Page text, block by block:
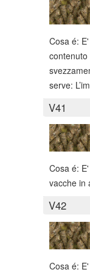
Cosa é:
contenuto
serve:
V41
Cosa é:
vacche in
V42
Cosa é: